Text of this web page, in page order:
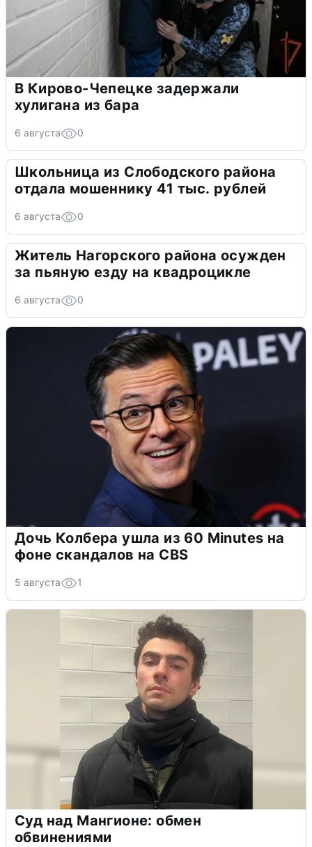
В Кирово-Чепецке задержали
хулигана из бара
6 августа 0
Школьница из Слободского района
отдала мошеннику 41 тыс. рублей
6 августа 0
Житель Нагорского района осужден
за пьяную езду на квадроцикле
6 августа 0
Дочь Колбера ушла из 60 Minutes на
фоне скандалов на CBS
5 августа 1
Суд над Мангионе: обмен
обвинениями